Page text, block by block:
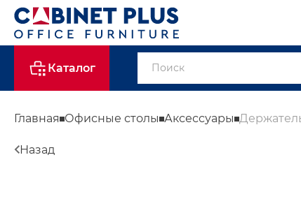
Каталог
Главная Офисные столы Аксессуары
Назад